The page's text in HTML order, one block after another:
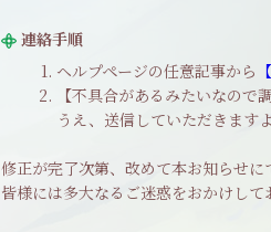
連絡手順
ヘルプページの任意記事から
【不具合があるみたいなの
うえ、送信していただきます
修正が完了次第、改めて本お知らせに
皆様には多大なるご迷惑をおかけして